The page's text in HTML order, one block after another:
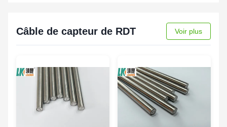
Câble de capteur de RDT Voir plus